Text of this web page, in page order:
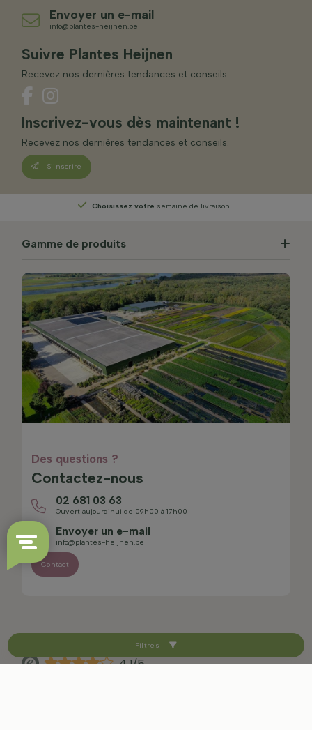
Filtres
Envoyer un e-mail
info@plantes-heijnen.be
Suivre Plantes Heijnen
Recevez nos dernières tendances et conseils.
Inscrivez-vous dès maintenant !
Recevez nos dernières tendances et conseils.
S’inscrire
Choisissez votre semaine de livraison
Gamme de produits
Des questions ?
Contactez-nous
02 681 03 63
Ouvert aujourd’hui de 09h00 à 17h00
Envoyer un e-mail
info@plantes-heijnen.be
Contact
4.1/5